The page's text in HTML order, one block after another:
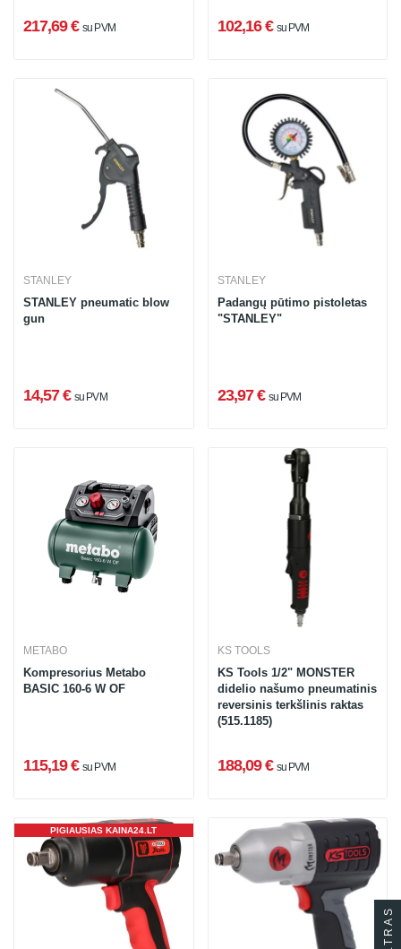
217,69 € su PVM 102,16 € su PVM
STANLEY
STANLEY pneumatic blow
gun
14,57 € su PVM
STANLEY
Padangų pūtimo pistoletas
"STANLEY"
23,97 € su PVM
METABO
Kompresorius Metabo
BASIC 160-6 W OF
115,19 € su PVM
KS TOOLS
KS Tools 1/2" MONSTER
didelio našumo pneumatinis
reversinis terkšlinis raktas
(515.1185)
188,09 € su PVM
PIGIAUSIAS KAINA24.LT